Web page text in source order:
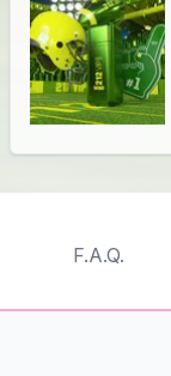
F.A.Q.